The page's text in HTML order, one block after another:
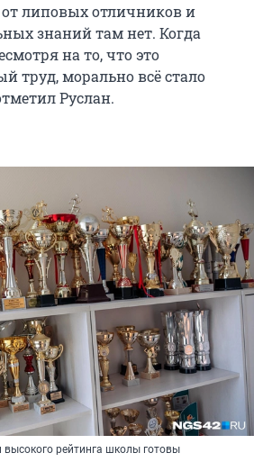
липовых отличников и
знаний там нет. Когда
на то, что это
труд, морально всё стало
Руслан.
высокого рейтинга школы готовы